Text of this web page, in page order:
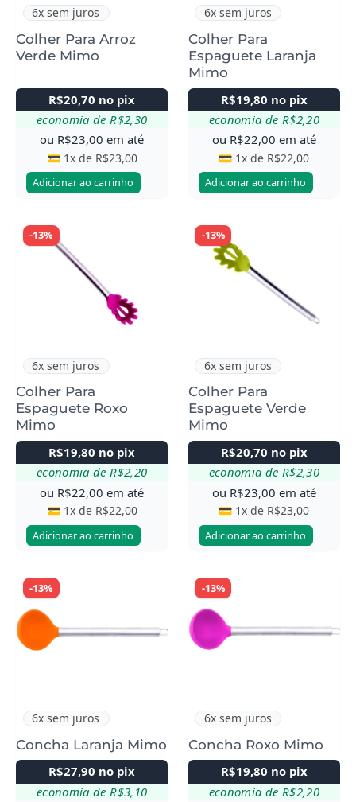
6x sem juros
Colher Para Arroz
Verde Mimo
R$20,70 no pix
economia deR$2,30
ou R$23,00 em até
💳 1x de R$23,00
Adicionar ao carrinho
6x sem juros
Colher Para
Espaguete Laranja
Mimo
R$19,80 no pix
economia de R$2,20
ou R$22,00 em até
💳 1x de R$22,00
Adicionar ao carrinho
-13%
6x sem juros
Colher Para
Espaguete Roxo
Mimo
R$19,80 no pix
economia deR$2,20
ou R$22,00 em até
💳 1x de R$22,00
Adicionar ao carrinho
-13%
6x sem juros
Colher Para
Espaguete Verde
Mimo
R$20,70 no pix
economia de R$2,30
ou R$23,00 em até
💳 1x de R$23,00
Adicionar ao carrinho
-13%
6x sem juros
Concha Laranja Mimo
R$27,90 no pix
economia de R$3,10
-13%
6x sem juros
Concha Roxo Mimo
R$19,80 no pix
economia de R$2,20